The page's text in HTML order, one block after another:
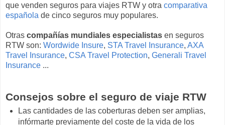
que venden seguros para viajes RTW y otra comparativa
española de cinco seguros muy populares.
Otras compañías mundiales especialistas en seguros
RTW son: Wordwide Insure, STA Travel Insurance, AXA
Travel Insurance, CSA Travel Protection, Generali Travel
Insurance ...
Consejos sobre el seguro de viaje RTW
Las cantidades de las coberturas deben ser amplias,
infórmarte previamente del coste de la vida de los